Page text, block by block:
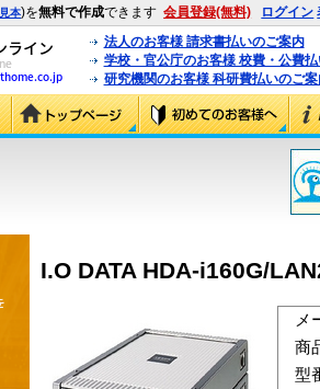
見本)を無料で作成できます 会員登録(無料) ログイン
法人のお客様 請求書払いのご案内
学校・官公庁のお客様 校費・公費
研究機関のお客様 科研費払いのご案
I.O DATA HDA-i160G/
メ
商
型